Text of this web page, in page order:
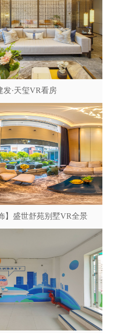
发·天玺VR看房
】盛世舒苑别墅VR全景